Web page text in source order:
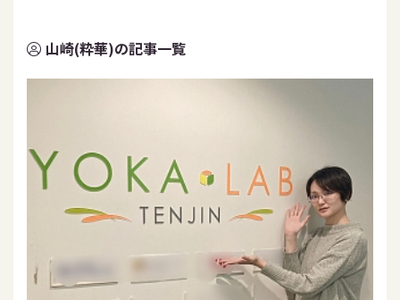
山崎(粋華)の記事一覧